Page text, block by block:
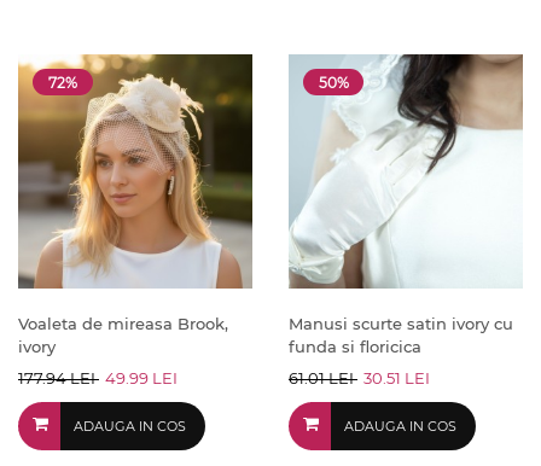
72%
Voaleta de mireasa Brook,
ivory
177.94 LEI 49.99 LEI
ADAUGA IN COS
50%
Manusi scurte satin ivory cu
funda si floricica
61.01 LEI 30.51 LEI
ADAUGA IN COS